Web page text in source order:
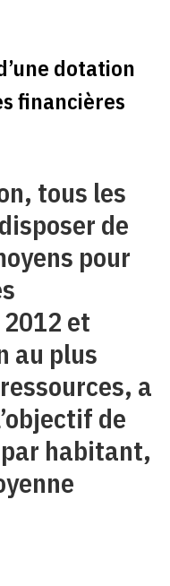
dotation
financières
tous les
de
pour
et
au plus
a
de
habitant,